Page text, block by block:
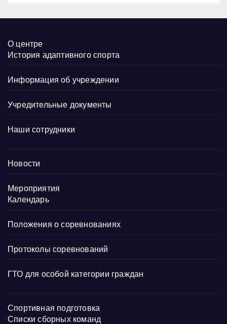
О центре
История адаптивного спорта
Информация об учреждении
Учредительные документы
Наши сотрудники
Новости
Мероприятия
Календарь
Положения о соревнованиях
Протоколы соревнований
ГТО для особой категории граждан
Спортивная подготовка
Списки сборных команд